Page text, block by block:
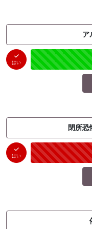
ア
はい
はい
（0件）
未投票
閉所恐
はい